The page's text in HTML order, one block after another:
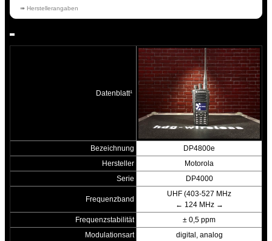
➠ Herstellerangaben
Datenblatt¹
Bezeichnung
DP4800e
Hersteller
Motorola
Serie
DP4000
Frequenzband
UHF (403-527 MHz
← 124 MHz →
Frequenzstabilität
± 0,5 ppm
Modulationsart
digital, analog